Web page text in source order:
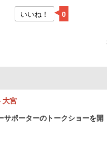
いいね！ 0
大宮
サポーターのトークショーを開